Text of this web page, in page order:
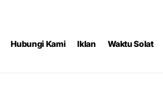
Hubungi Kami Iklan Waktu Solat